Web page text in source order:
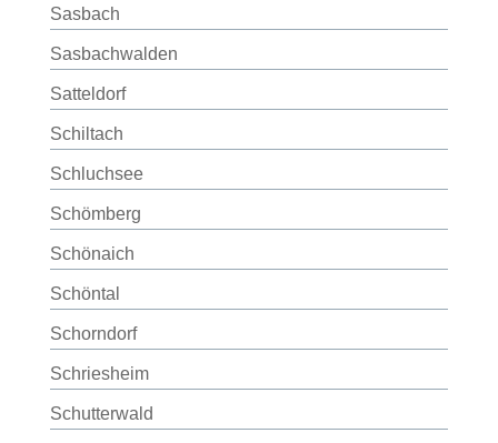
Sasbach
Sasbachwalden
Satteldorf
Schiltach
Schluchsee
Schömberg
Schönaich
Schöntal
Schorndorf
Schriesheim
Schutterwald